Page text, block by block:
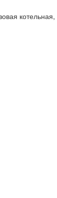
котельная,